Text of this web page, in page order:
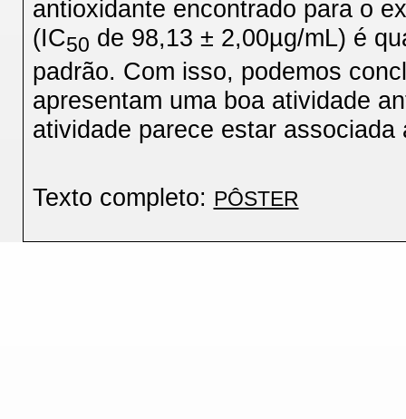
antioxidante encontrado para o
(IC50 de 98,13 ± 2,00µg/mL) é
padrão. Com isso, podemos
apresentam uma boa atividade
atividade parece estar
Texto completo: PÔSTER